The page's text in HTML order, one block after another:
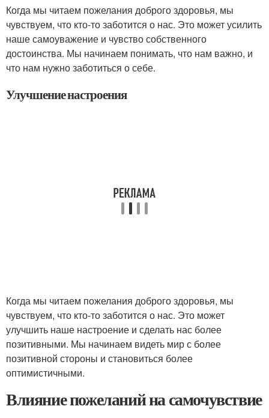
Когда мы читаем пожелания доброго здоровья, мы
чувствуем, что кто-то заботится о нас. Это может усилить
наше самоуважение и чувство собственного
достоинства. Мы начинаем понимать, что нам важно, и
что нам нужно заботиться о себе.
Улучшение настроения
Когда мы читаем пожелания доброго здоровья, мы
чувствуем, что кто-то заботится о нас. Это может
улучшить наше настроение и сделать нас более
позитивными. Мы начинаем видеть мир с более
позитивной стороны и становиться более
оптимистичными.
Влияние пожеланий на самочувствие